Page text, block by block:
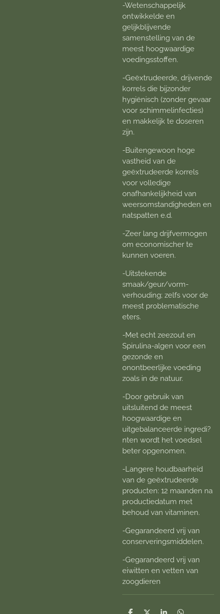
-Wetenschappelijk
ontwikkelde en
gelijkblijvende
samenstelling van de
meest hoogwaardige
voedingsstoffen.
-Geëxtrudeerde, drijvende
korrels die bijzonder
hygiënisch (zonder gevaar
voor schimmelinfecties)
en makkelijk te doseren
zijn.
-Buitengewoon hoge
vastheid van de
geëxtrudeerde korrels
voor volledige
onafhankelijkheid van
weersomstandigheden en
natspatten e.d.
-Zeer lang drijfvermogen
om economischer te
kunnen voeren.
-Uitstekende
smaak/geur/vorm-
verhouding; zelfs voor de
meest problematische
eters.
-Met echt zeezout en
Spirulina-algen voor een
gezonde en
onontbeerlijke voeding
zoals in de natuur.
-Door gebruik van
uitsluitend de meest
hoogwaardige en
uitgebalanceerde ingredi?
nten wordt het voedsel
beter opgenomen.
-Langere houdbaarheid
van de geëxtrudeerde
producten: 12 maanden na
productiedatum met
behoud van vitaminen.
-Gegarandeerd vrij van
conserveringsmiddelen.
-Gegarandeerd vrij van
eiwitten en vetten van
zoogdieren